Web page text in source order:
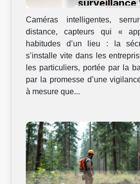
surveillance
Caméras intelligentes,
distance, capteurs qui «
habitudes d’un lieu : la
s’installe vite dans les
les particuliers, portée par la
par la promesse d’une
à mesure que...